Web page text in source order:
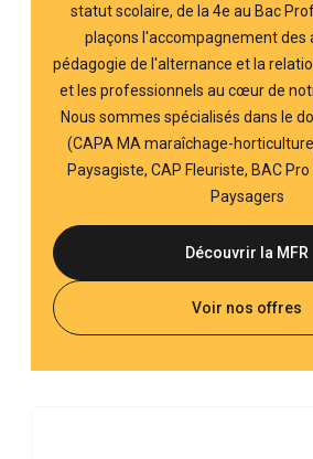
statut scolaire, de la 4e au Bac
plaçons l'accompagnement des
pédagogie de l'alternance et la
et les professionnels au cœur de
Nous sommes spécialisés dans le
(CAPA MA maraîchage-
Paysagiste, CAP Fleuriste, BAC
Paysagers
Découvrir la MFR
Voir nos offres